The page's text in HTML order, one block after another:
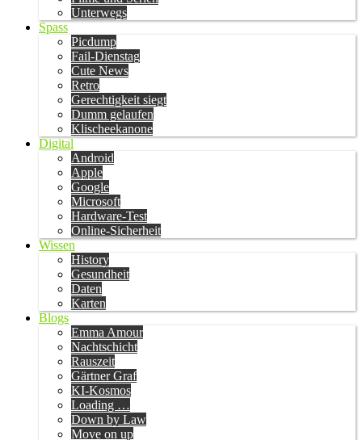
Unterwegs
Spass
Picdump
Fail-Dienstag
Cute News
Retro
Gerechtigkeit siegt
Dumm gelaufen
Klischeekanone
Digital
Android
Apple
Google
Microsoft
Hardware-Test
Online-Sicherheit
Wissen
History
Gesundheit
Daten
Karten
Blogs
Emma Amour
Nachtschicht
Rauszeit
Gärtner Graf
KI-Kosmos
Loading …
Down by Law
Move on up